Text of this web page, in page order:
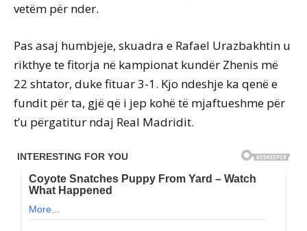
vetëm për nder.
Pas asaj humbjeje, skuadra e Rafael Urazbakhtin u
rikthye te fitorja në kampionat kundër Zhenis më
22 shtator, duke fituar 3-1. Kjo ndeshje ka qenë e
fundit për ta, gjë që i jep kohë të mjaftueshme për
t’u përgatitur ndaj Real Madridit.